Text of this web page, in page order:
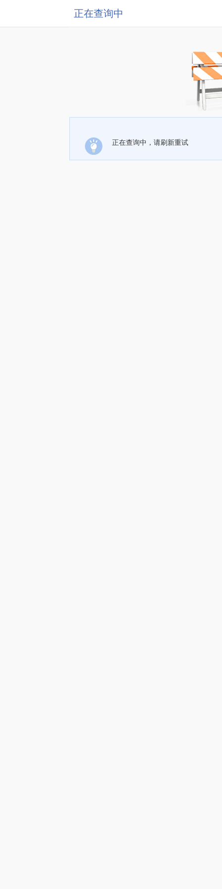
正在查询中
正在查询中，请刷新重试